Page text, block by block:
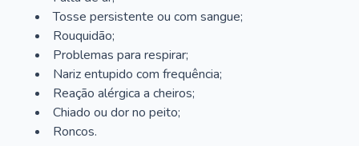
Tosse persistente ou com sangue;
Rouquidão;
Problemas para respirar;
Nariz entupido com frequência;
Reação alérgica a cheiros;
Chiado ou dor no peito;
Roncos.